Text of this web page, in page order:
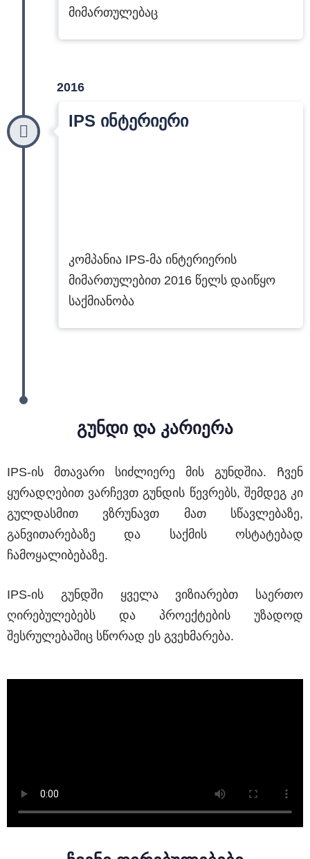
მიმართულებაც
2016
IPS ინტერიერი
კომპანია IPS-მა ინტერიერის
მიმართულებით 2016 წელს დაიწყო
საქმიანობა
გუნდი და კარიერა
IPS-ის მთავარი სიძლიერე მის გუნდშია. Ჩვენ
ყურადღებით ვარჩევთ გუნდის წევრებს, შემდეგ კი
გულდასმით ვზრუნავთ მათ სწავლებაზე,
განვითარებაზე და საქმის ოსტატებად
ჩამოყალიბებაზე.
IPS-ის გუნდში ყველა ვიზიარებთ საერთო
ღირებულებებს და პროექტების უზადოდ
შესრულებაშიც სწორად ეს გვეხმარება.